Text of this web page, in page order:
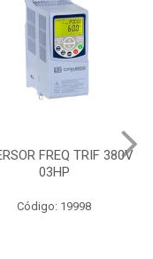
BOTOEIRA
Código: 2453